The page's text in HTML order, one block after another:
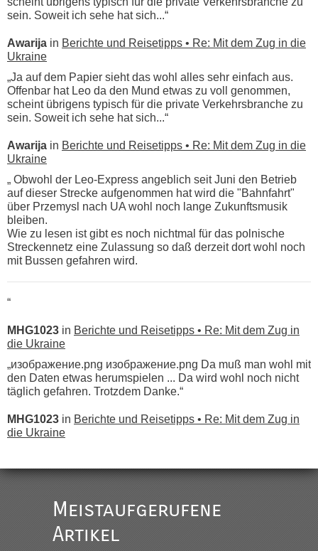
sein. Soweit ich sehe hat sich...“
Awarija in Berichte und Reisetipps • Re: Mit dem Zug in die
Ukraine
„Ja auf dem Papier sieht das wohl alles sehr einfach aus.
Offenbar hat Leo da den Mund etwas zu voll genommen,
scheint übrigens typisch für die private Verkehrsbranche zu
sein. Soweit ich sehe hat sich...“
Awarija in Berichte und Reisetipps • Re: Mit dem Zug in die
Ukraine
„ Obwohl der Leo-Express angeblich seit Juni den Betrieb
auf dieser Strecke aufgenommen hat wird die "Bahnfahrt"
über Przemysl nach UA wohl noch lange Zukunftsmusik
bleiben.
Wie zu lesen ist gibt es noch nichtmal für das polnische
Streckennetz eine Zulassung so daß derzeit dort wohl noch
mit Bussen gefahren wird.
“
MHG1023 in Berichte und Reisetipps • Re: Mit dem Zug in
die Ukraine
„изображение.png изображение.png Da muß man wohl mit
den Daten etwas herumspielen ... Da wird wohl noch nicht
täglich gefahren. Trotzdem Danke.“
MHG1023 in Berichte und Reisetipps • Re: Mit dem Zug in
die Ukraine
Ist korrekt, aber ich finde man hätte trotzdem im Text gleich
darauf hinweisen können.
War aber nicht "böse" gemeint ...
Meistaufgerufene
Artikel